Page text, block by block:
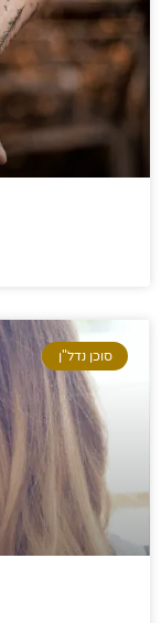
סוכן נדל"ן